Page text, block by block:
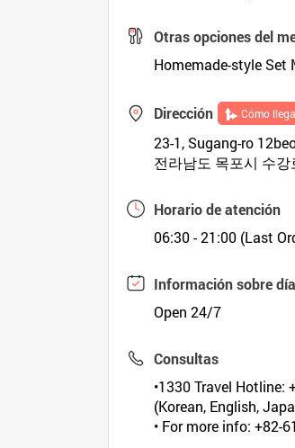
Otras opciones del
Homemade-style Set
Dirección Cómo
23-1, Sugang-ro
전라남도 목포시 수강
Horario de atención
06:30 - 21:00 (Last
Información sobre
Open 24/7
Consultas
•1330 Travel Hotline:
(Korean, English,
• For more info: +82-